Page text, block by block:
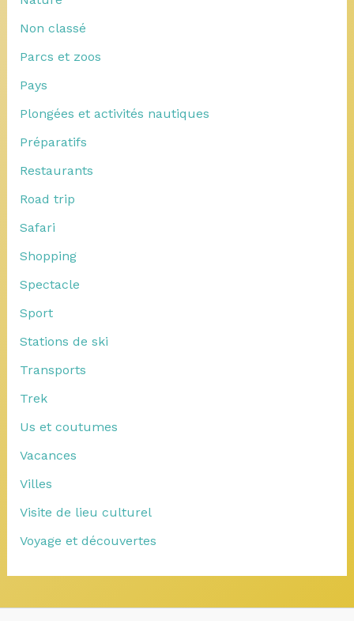
Non classé
Parcs et zoos
Pays
Plongées et activités nautiques
Préparatifs
Restaurants
Road trip
Safari
Shopping
Spectacle
Sport
Stations de ski
Transports
Trek
Us et coutumes
Vacances
Villes
Visite de lieu culturel
Voyage et découvertes